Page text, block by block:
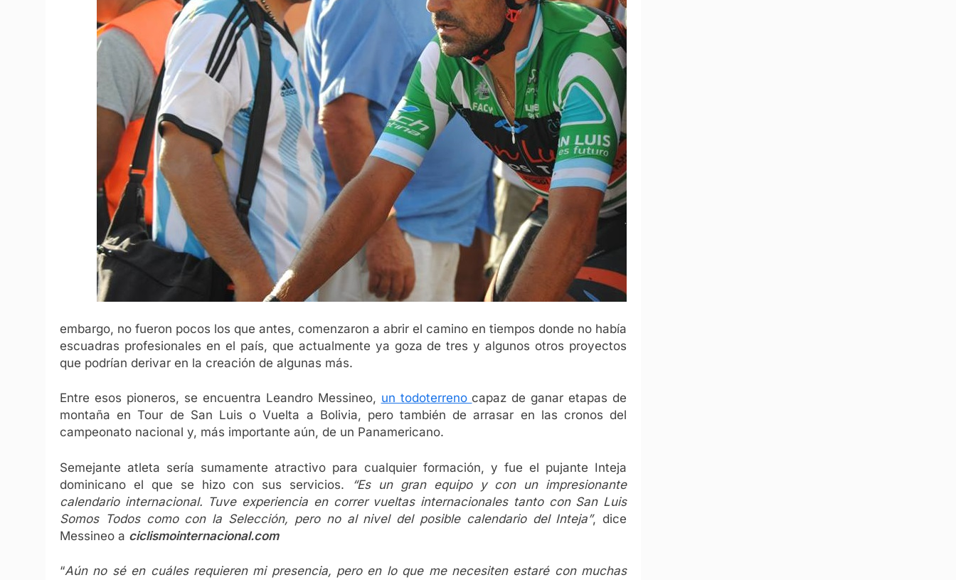
embargo, no fueron pocos los que antes, comenzaron a abrir el camino en tiempos donde no había
escuadras profesionales en el país, que actualmente ya goza de tres y algunos otros proyectos
que podrían derivar en la creación de algunas más.
Entre esos pioneros, se encuentra Leandro Messineo, un todoterreno capaz de ganar etapas de
montaña en Tour de San Luis o Vuelta a Bolivia, pero también de arrasar en las cronos del
campeonato nacional y, más importante aún, de un Panamericano.
Semejante atleta sería sumamente atractivo para cualquier formación, y fue el pujante Inteja
dominicano el que se hizo con sus servicios.
“Es un gran equipo y con un impresionante
calendario internacional. Tuve experiencia en correr vueltas internacionales tanto con San Luis
Somos Todos como con la Selección, pero no al nivel del posible calendario del Inteja”, dice
Messineo a ciclismointernacional.com
“Aún no sé en cuáles requieren mi presencia, pero en lo que me necesiten estaré con muchas